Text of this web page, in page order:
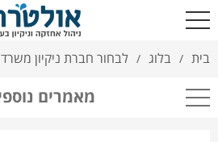
בית / בלוג / לבחור חברת ניקיון
מאמרים